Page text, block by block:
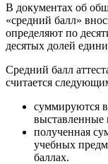
В документах об
«средний балл»
определяют по
десятых долей
Средний балл
считается
суммируются
выставленные
полученная
учебных
баллах.